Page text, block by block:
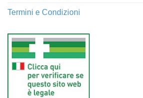
Termini e Condizioni